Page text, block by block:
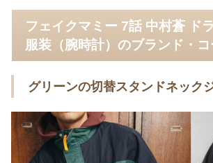
フェイクマミー 7話 中村蒼 ド
服装（腕時計）のブランド・コ
グリーンの切替スタンドネック